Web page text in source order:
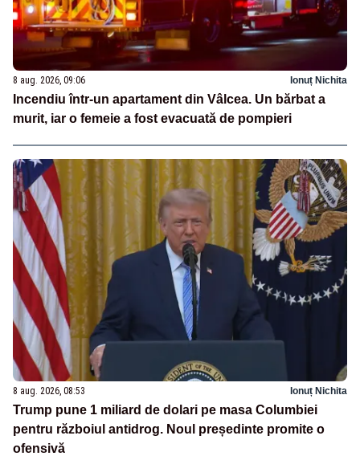
8 aug. 2026, 09:06 Ionuț Nichita
Incendiu într-un apartament din Vâlcea. Un bărbat a
murit, iar o femeie a fost evacuată de pompieri
8 aug. 2026, 08:53 Ionuț Nichita
Trump pune 1 miliard de dolari pe masa Columbiei
pentru războiul antidrog. Noul președinte promite o
ofensivă